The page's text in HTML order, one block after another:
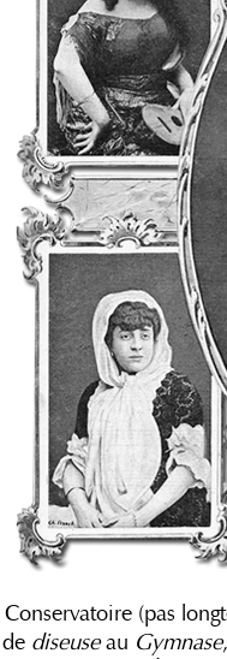
Conservatoire (pas
diseuseau Gymnase